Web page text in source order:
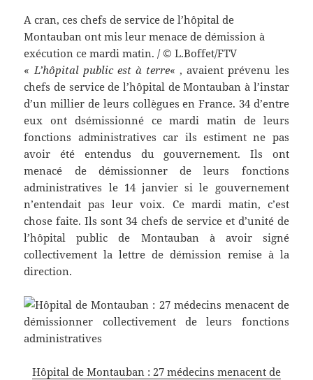
A cran, ces chefs de service de l’hôpital de
Montauban ont mis leur menace de démission à
exécution ce mardi matin. / © L.Boffet/FTV
«L’hôpital public est à terre« , avaient prévenu les
chefs de service de l’hôpital de Montauban à l’instar
d’un millier de leurs collègues en France. 34 d’entre
eux ont dsémissionné ce mardi matin de leurs
fonctions administratives car ils estiment ne pas
avoir été entendus du gouvernement. Ils ont
menacé de démissionner de leurs fonctions
administratives le 14 janvier si le gouvernement
n’entendait pas leur voix. Ce mardi matin, c’est
chose faite. Ils sont 34 chefs de service et d’unité de
l’hôpital public de Montauban à avoir signé
collectivement la lettre de démission remise à la
direction.
Hôpital de Montauban : 27 médecins menacent de